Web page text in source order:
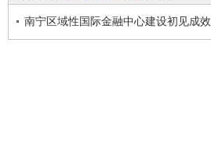
南宁区域性国际金融中心建设初见成效